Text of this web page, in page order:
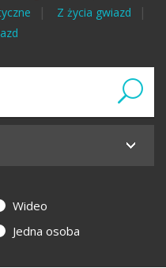
Z życia gwiazd
Wideo
Jedna osoba